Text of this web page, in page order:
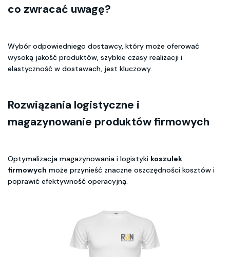
co zwracać uwagę?
Wybór odpowiedniego dostawcy, który może oferować
wysoką jakość produktów, szybkie czasy realizacji i
elastyczność w dostawach, jest kluczowy.
Rozwiązania logistyczne i
magazynowanie produktów firmowych
Optymalizacja magazynowania i logistyki koszulek
firmowych może przynieść znaczne oszczędności kosztów i
poprawić efektywność operacyjną.